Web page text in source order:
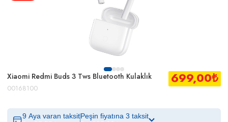
Xiaomi Redmi Buds 3 Tws Bluetooth Kulaklık
00168100
699,00₺
9 Aya varan taksitPeşin fiyatına 3 taksit